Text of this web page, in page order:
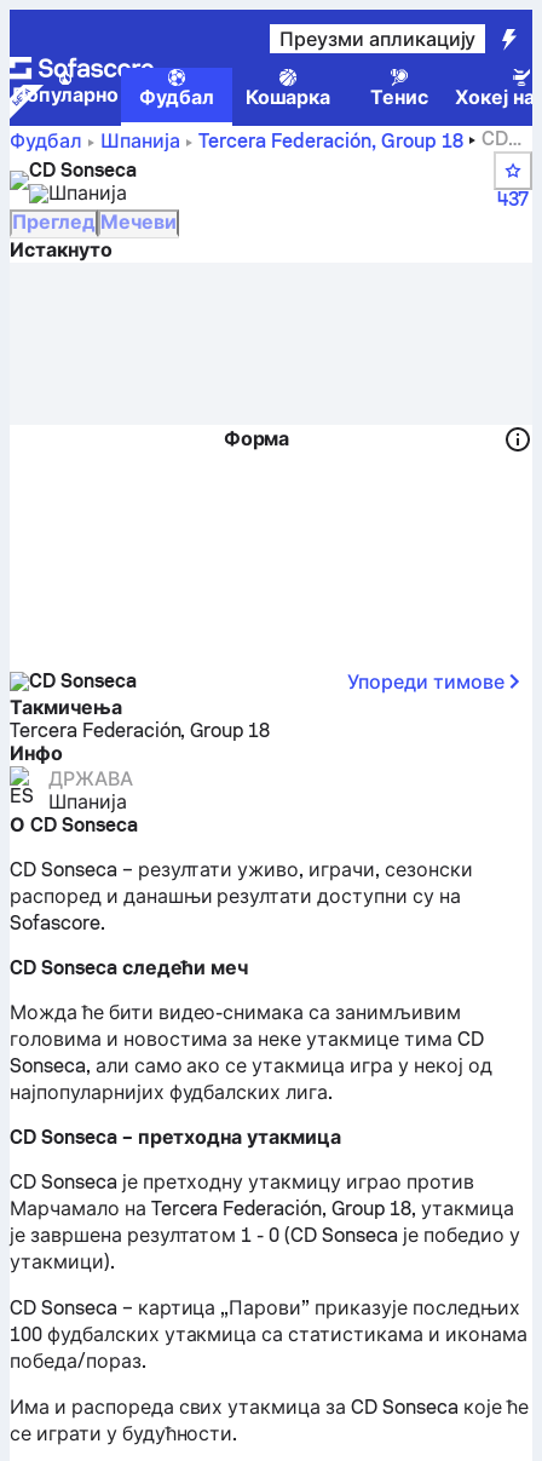
Преузми апликацију
Популарно Фудбал Кошарка Тенис
Хокеј
Фудбал
Шпанија Tercera Federación, Group 18
CD
Sonseca – резултати, парови, табела и статистике
играча
CD Sonseca
Шпанија
437
Преглед Мечеви
Истакнуто
Форма
CD Sonseca
Упореди тимове
Такмичења
Tercera Federación, Group 18
Инфо
ДРЖАВА
Шпанија
О CD Sonseca
CD Sonseca – резултати уживо, играчи, сезонски
распоред и данашњи резултати доступни су на
Sofascore.
CD Sonseca следећи меч
Можда ће бити видео-снимака са занимљивим
головима и новостима за неке утакмице тима CD
Sonseca, али само ако се утакмица игра у некој од
најпопуларнијих фудбалских лига.
CD Sonseca – претходна утакмица
CD Sonseca је претходну утакмицу играо против
Марчамало на Tercera Federación, Group 18, утакмица
је завршена резултатом 1 - 0 (CD Sonseca је победио у
утакмици).
CD Sonseca – картица „Парови” приказује последњих
100 фудбалских утакмица са статистикама и иконама
победа/пораз.
Има и распореда свих утакмица за CD Sonseca које ће
се играти у будућности.